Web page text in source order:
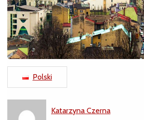
Polski
Katarzyna Czerna